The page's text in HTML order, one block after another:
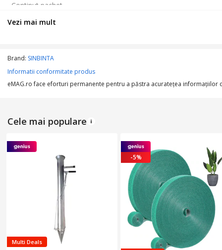
Continut pachet
Lungime
Latime
Vezi mai mult
Brand: SINBINTA
Informatii conformitate produs
eMAG.ro face eforturi permanente pentru a păstra acurateţea
Cele mai populare
Multi Deals
-5%